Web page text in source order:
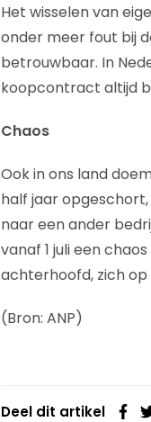
Het wisselen van
onder meer fout bij
betrouwbaar. In
koopcontract altijd
Chaos
Ook in ons land
half jaar
naar een ander
vanaf 1 juli een
achterhoofd, zich op
(Bron: ANP)
Deel dit artikel